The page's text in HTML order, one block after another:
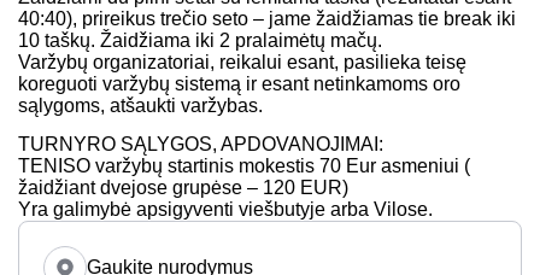
40:40), prireikus trečio seto – jame žaidžiamas tie break iki
10 taškų. Žaidžiama iki 2 pralaimėtų mačų.
Varžybų organizatoriai, reikalui esant, pasilieka teisę
koreguoti varžybų sistemą ir esant netinkamoms oro
sąlygoms, atšaukti varžybas.
TURNYRO SĄLYGOS, APDOVANOJIMAI:
TENISO varžybų startinis mokestis 70 Eur asmeniui (
žaidžiant dvejose grupėse – 120 EUR)
Yra galimybė apsigyventi viešbutyje arba Vilose.
Gaukite nurodymus